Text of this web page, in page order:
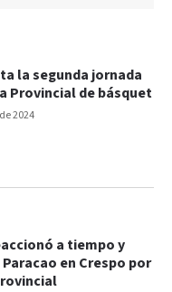
2024
la segunda jornada
Provincial de básquet
a tiempo y
en Crespo por